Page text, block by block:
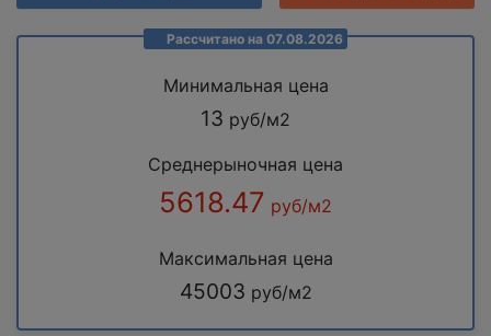
Рассчитано на 07.08.2026
Минимальная цена
13 руб/м2
Среднерыночная цена
5618.47 руб/м2
Максимальная цена
45003 руб/м2